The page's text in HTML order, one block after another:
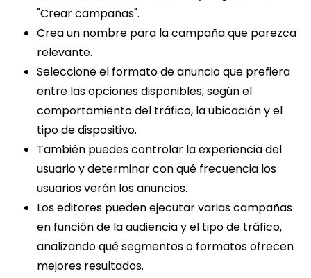
"Crear campañas".
Crea un nombre para la campaña que parezca
relevante.
Seleccione el formato de anuncio que prefiera
entre las opciones disponibles, según el
comportamiento del tráfico, la ubicación y el
tipo de dispositivo.
También puedes controlar la experiencia del
usuario y determinar con qué frecuencia los
usuarios verán los anuncios.
Los editores pueden ejecutar varias campañas
en función de la audiencia y el tipo de tráfico,
analizando qué segmentos o formatos ofrecen
mejores resultados.